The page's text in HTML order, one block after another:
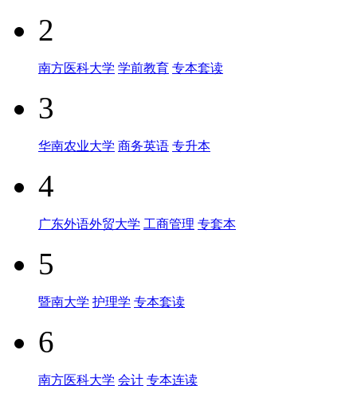
2
南方医科大学 学前教育 专本套读
3
华南农业大学 商务英语 专升本
4
广东外语外贸大学 工商管理 专套本
5
暨南大学 护理学 专本套读
6
南方医科大学 会计 专本连读